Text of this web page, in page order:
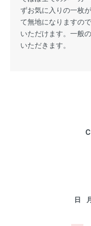
ずお気に入りの一枚
て無地になりますの
いただけます。一般
いただきます。
日